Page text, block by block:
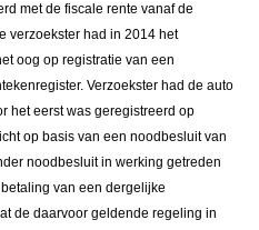
met de fiscale rente vanaf de
verzoekster had in 2014 het
oog op registratie van een
Verzoekster had de auto
het eerst was geregistreerd op
op basis van een noodbesluit van
noodbesluit in werking getreden
van een dergelijke
de daarvoor geldende regeling in